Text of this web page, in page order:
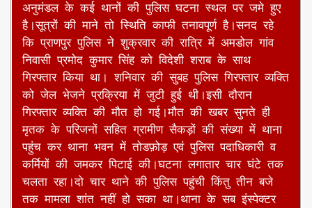
अनुमंडल के कई थानों की पुलिस घटना स्थल पर जमे हुए
है।सूत्रों की माने तो स्थिति काफी तनावपूर्ण है।सनद रहे
कि प्राणपुर पुलिस ने शुक्रवार की रात्रि में अमडोल गांव
निवासी प्रमोद कुमार सिंह को विदेशी शराब के साथ
गिरफ्तार किया था। शनिवार की सुबह पुलिस गिरफ्तार व्यक्ति
को जेल भेजने प्रक्रिया में जुटी हुई थी।इसी दौरान
गिरफ्तार व्यक्ति की मौत हो गई।मौत की खबर सुनते ही
मृतक के परिजनों सहित ग्रामीण सैकड़ों की संख्या में थाना
पहुंच कर थाना भवन में तोडफ़ोड़ एवं पुलिस पदाधिकारी व
कर्मियों की जमकर पिटाई की।घटना लगातार चार घंटे तक
चलता रहा।दो चार थाने की पुलिस पहुंची किंतु तीन बजे
तक मामला शांत नहीं हो सका था।थाना के सब इंस्पेक्टर